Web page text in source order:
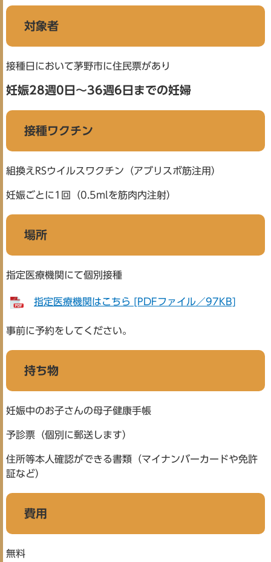
対象者
接種日において茅野市に住民票があり
妊娠28週0日～36週6日までの妊婦
接種ワクチン
組換えRSウイルスワクチン（アブリスボ筋注用）
妊娠ごとに1回（0.5mlを筋肉内注射）
場所
指定医療機関にて個別接種
指定医療機関はこちら [PDFファイル／97KB]
事前に予約をしてください。
持ち物
妊娠中のお子さんの母子健康手帳
予診票（個別に郵送します）
住所等本人確認ができる書類（マイナンバーカードや免許
証など）
費用
無料